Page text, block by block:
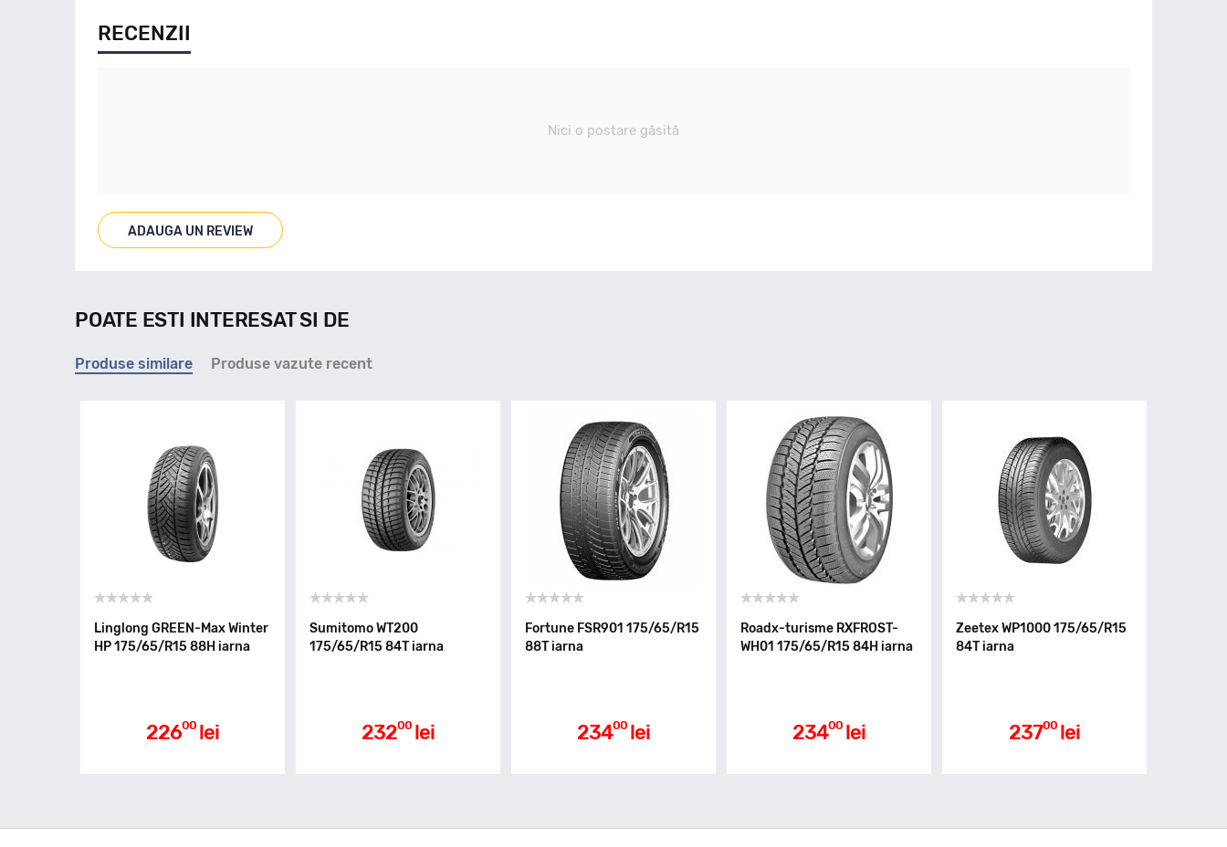
RECENZII
Nici o postare găsită
ADAUGA UN REVIEW
POATE ESTI INTERESAT SI DE
Produse similare Produse vazute recent
Linglong GREEN-Max Winter
HP 175/65/R15 88H iarna
22600 lei
Sumitomo WT200
175/65/R15 84T iarna
23200 lei
Fortune FSR901 175/65/R15
88T iarna
23400 lei
Roadx-turisme RXFROST-
WH01 175/65/R15 84H iarna
23400 lei
Zeetex WP1000 175/65/R15
84T iarna
23700 lei